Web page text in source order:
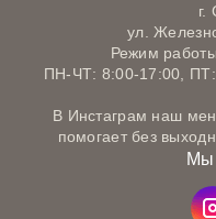
г.
ул.
Режим
ПН-ЧТ: 8:00-17:00,
В Инстаграм наш
помогает без
Мы